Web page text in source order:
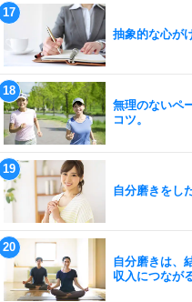
抽象的な心が
無理のないペ
コツ。
自分磨きをし
自分磨きは、
収入につなが